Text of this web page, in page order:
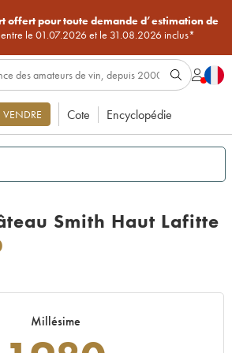
offert pour toute demande d’estimation de
entre le 01.07.2026 et le 31.08.2026 inclus*
VENDRE Cote Encyclopédie
Smith Haut Lafitte
Millésime